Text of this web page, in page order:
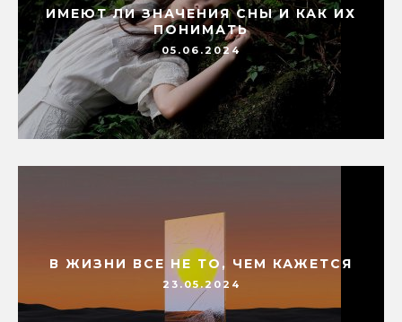
ИМЕЮТ ЛИ ЗНАЧЕНИЯ СНЫ И КАК ИХ
ПОНИМАТЬ
05.06.2024
В ЖИЗНИ ВСЕ НЕ ТО, ЧЕМ КАЖЕТСЯ
23.05.2024